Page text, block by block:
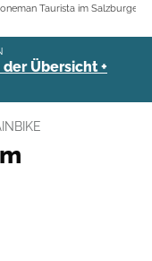
Taurista im Salzburger
Übersicht +